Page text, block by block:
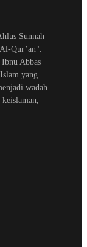
Sunnah
Qur’an".
Abbas
yang
wadah